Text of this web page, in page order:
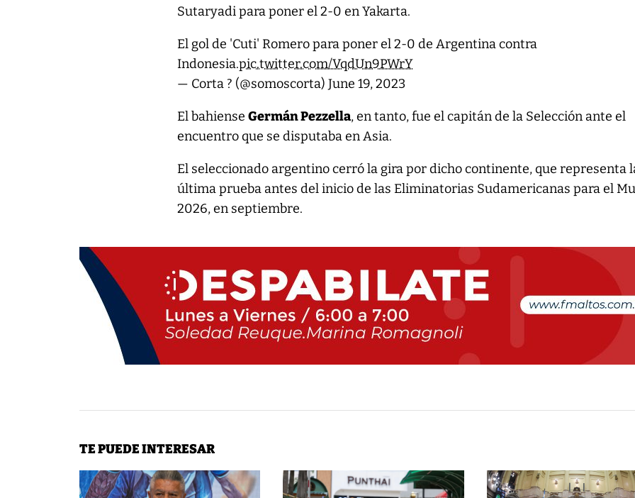
Sutaryadi para poner el 2-0 en Yakarta.
El gol de 'Cuti' Romero para poner el 2-0 de Argentina contra
Indonesia.pic.twitter.com/VqdUn9PWrY
— Corta ? (@somoscorta)June 19, 2023
El bahienseGermán Pezzella, en tanto, fue el capitán de la Selección ante el
encuentro que se disputaba en Asia.
El seleccionado argentino cerró la gira por dicho continente, que representa
última prueba antes del inicio de las Eliminatorias Sudamericanas para el
2026, en septiembre.
TE PUEDE INTERESAR